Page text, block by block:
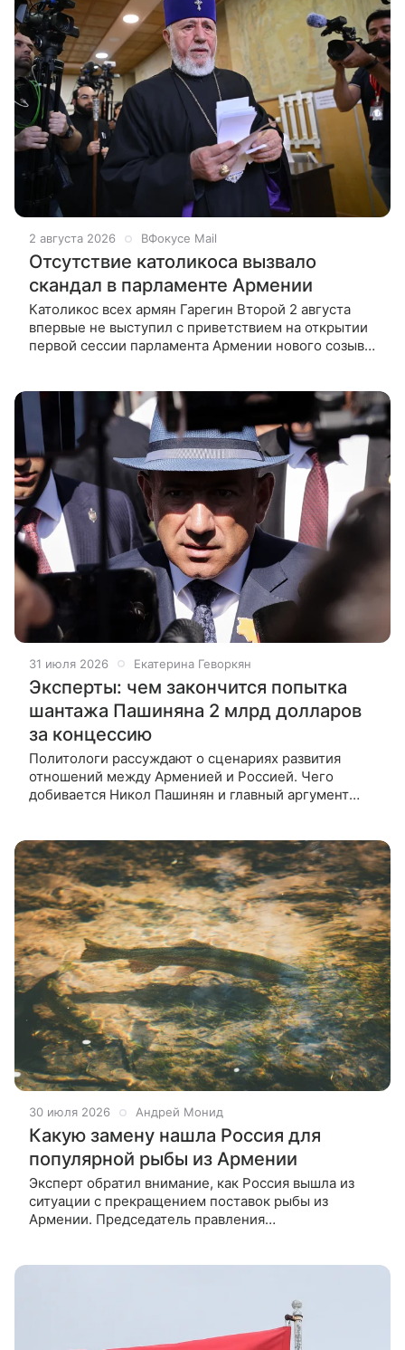
2 августа 2026 ВФокусе Mail
Отсутствие католикоса вызвало
скандал в парламенте Армении
Католикос всех армян Гарегин Второй 2 августа
впервые не выступил с приветствием на открытии
первой сессии парламента Армении нового созыва.
31 июля 2026 Екатерина Геворкян
Эксперты: чем закончится попытка
шантажа Пашиняна 2 млрд долларов
за концессию
Политологи рассуждают о сценариях развития
отношений между Арменией и Россией. Чего
добивается Никол Пашинян и главный аргумент
30 июля 2026 Андрей Монид
Какую замену нашла Россия для
популярной рыбы из Армении
Эксперт обратил внимание, как Россия вышла из
ситуации с прекращением поставок рыбы из
Армении. Председатель правления